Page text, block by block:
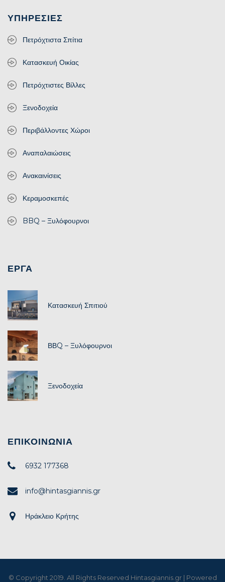
ΥΠΗΡΕΣΊΕΣ
Πετρόχτιστα Σπίτια
Κατασκευή Οικίας
Πετρόχτιστες Βίλλες
Ξενοδοχεία
Περιβάλλοντες Χώροι
Αναπαλαιώσεις
Ανακαινίσεις
Κεραμοσκεπές
BBQ – Ξυλόφουρνοι
ΕΡΓΑ
Κατασκευή Σπιτιού
ΒΒQ – Ξυλόφουρνοι
Ξενοδοχεία
ΕΠΙΚΟΙΝΩΝΊΑ
6932 177368
info@hintasgiannis.gr
Ηράκλειο Κρήτης
© Copyright 2019. All Rights Reserved Hintasgiannis.gr | Powered